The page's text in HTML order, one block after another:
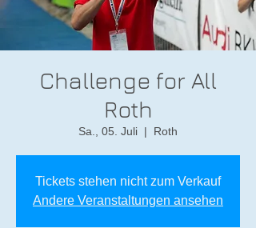
Challenge for All
Roth
Sa., 05. Juli
  |
Roth
Tickets stehen nicht zum Verkauf
Andere Veranstaltungen ansehen